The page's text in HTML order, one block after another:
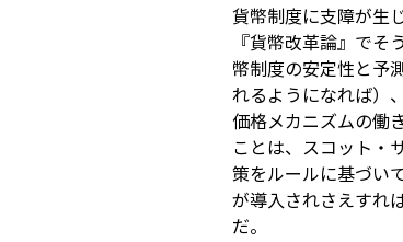
貨幣制度に支障が生
『貨幣改革論』で
幣制度の安定性と予
れるようになれば）
価格メカニズムの働
ことは、スコット・
策をルールに基づい
が導入されさえすれ
だ。